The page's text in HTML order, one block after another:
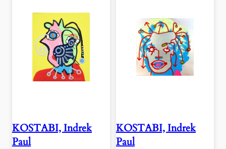
KOSTABI, Indrek
Paul
KOSTABI, Indrek
Paul